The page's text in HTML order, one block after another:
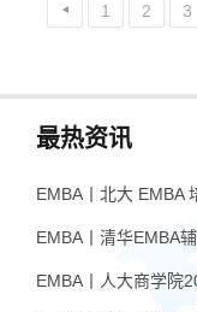
1 2 3
最热资讯